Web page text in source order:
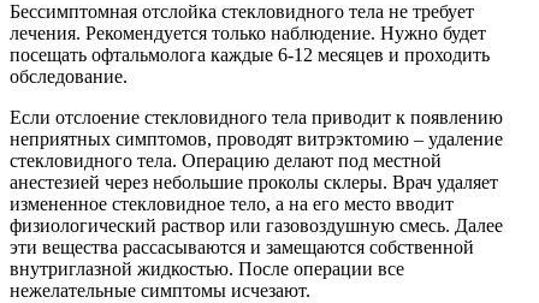
Бессимптомная отслойка стекловидного тела не требует
лечения. Рекомендуется только наблюдение. Нужно будет
посещать офтальмолога каждые 6-12 месяцев и проходить
обследование.
Если отслоение стекловидного тела приводит к появлению
неприятных симптомов, проводят витрэктомию – удаление
стекловидного тела. Операцию делают под местной
анестезией через небольшие проколы склеры. Врач удаляет
измененное стекловидное тело, а на его место вводит
физиологический раствор или газовоздушную смесь. Далее
эти вещества рассасываются и замещаются собственной
внутриглазной жидкостью. После операции все
нежелательные симптомы исчезают.